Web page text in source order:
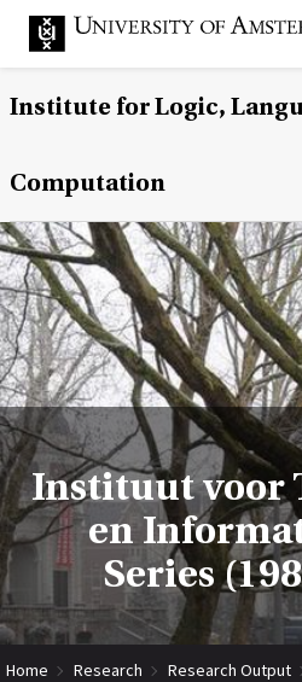
Institute for Logic,
Computation
Instituut voor
en
Series
Home Research Research Output